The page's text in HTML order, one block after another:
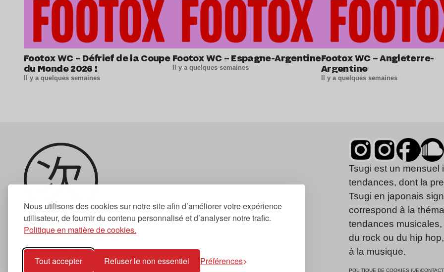
Nous utilisons des cookies sur notre site afin d’améliorer votre expérience
utilisateur, de fournir du contenu personnalisé et d’analyser notre trafic.
Politique en matière de cookies.
Tout accepter Refuser le non essentiel Préférences
Footox WC – Défrief de la Coupe
du Monde 2026 !
Il y a quelques semaines
Footox WC – Espagne-Argentine
Il y a quelques semaines
Footox WC – Angleterre-
Argentine
Il y a quelques semaines
Newsletter
S'abonner
Tsugi est un mensuel
tendances, dont la
Tsugi en japonais
correspond à la
tendances
du rock ou du hip
à la musique.
POLITIQUE DE COOKIES (UE)CONTACT